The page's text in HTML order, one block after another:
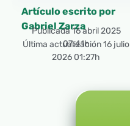
Artículo escrito por
Gabriel Zarza
Publicada16 abril 2025
07:41h
Última actualización 16 julio
2026 01:27h